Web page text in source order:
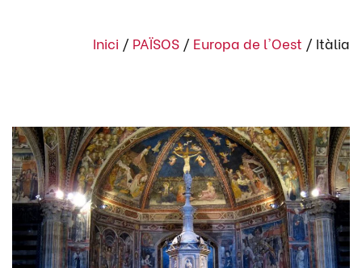
Inici / PAÏSOS / Europa de l'Oest / Itàlia